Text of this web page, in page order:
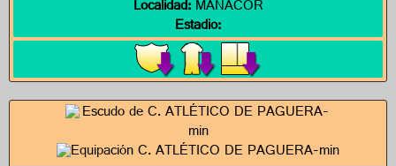
Localidad:MANACOR
Estadio: